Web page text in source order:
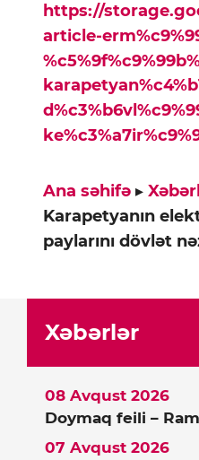
https://
article-
Ana səhifə ▸
Karapetyanın
paylarını dövlət
Xəbərlər
Doymaq feili –
08 Avqust 2026
07 Avqust 2026